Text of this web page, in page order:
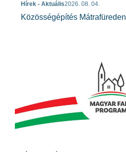
Hírek - Aktuális2026. 08. 04.
Közösségépítés Mátrafüreden